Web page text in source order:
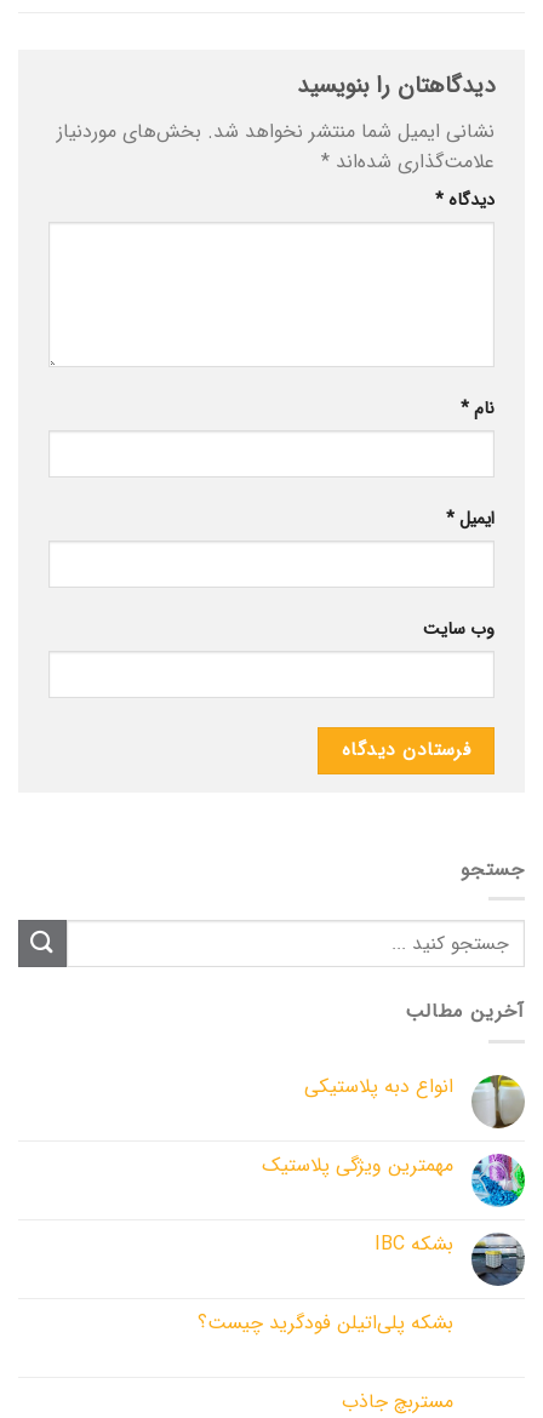
دیدگاهتان را بنویسید
نشانی ایمیل شما منتشر نخواهد شد. بخش‌های موردنیاز
علامت‌گذاری شده‌اند *
دیدگاه*
نام*
ایمیل*
وب‌ سایت
جستجو
آخرین مطالب
انواع دبه پلاستیکی
مهم­ترین ویژگی پلاستیک
بشکه IBC
بشکه پلی‌اتیلن فودگرید چیست؟
مستربچ جاذب